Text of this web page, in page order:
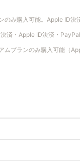
のみ購入可能。Apple ID
済・Apple ID決済・PayPal
ムプランのみ購入可能（